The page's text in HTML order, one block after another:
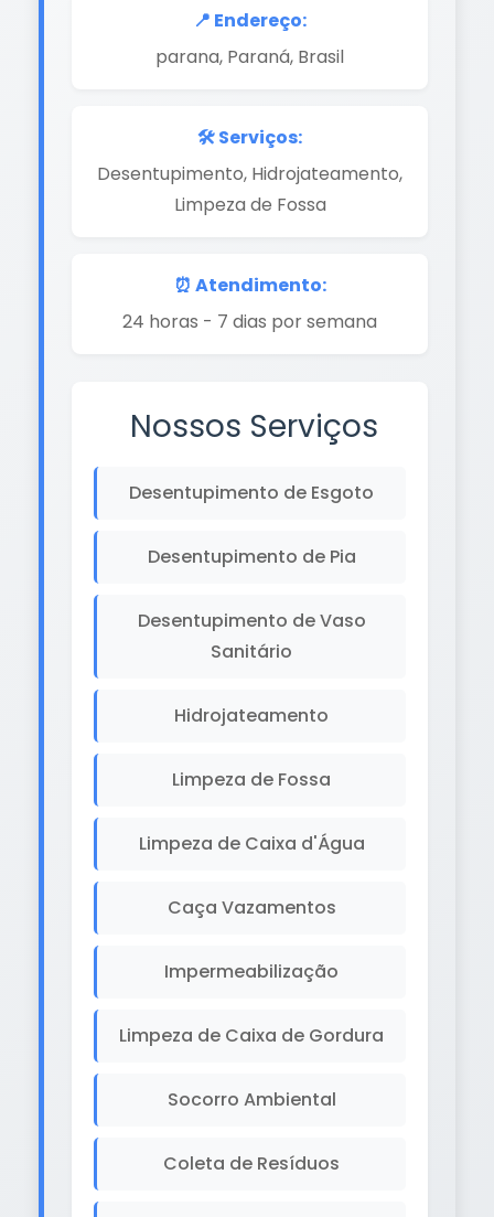
📍 Endereço:
parana, Paraná, Brasil
🛠️ Serviços:
Desentupimento, Hidrojateamento,
Limpeza de Fossa
⏰ Atendimento:
24 horas - 7 dias por semana
Nossos Serviços
Desentupimento de Esgoto
Desentupimento de Pia
Desentupimento de Vaso
Sanitário
Hidrojateamento
Limpeza de Fossa
Limpeza de Caixa d'Água
Caça Vazamentos
Impermeabilização
Limpeza de Caixa de Gordura
Socorro Ambiental
Coleta de Resíduos